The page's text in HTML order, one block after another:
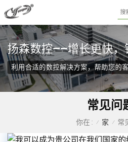
扬森数控——增长更快，
利用合适的数控解决方案，帮助您的
常见问
你在 : / 家 / 常